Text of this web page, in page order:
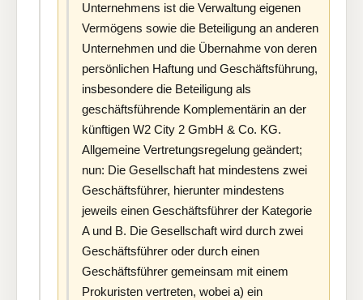
Unternehmens ist die Verwaltung eigenen
Vermögens sowie die Beteiligung an anderen
Unternehmen und die Übernahme von deren
persönlichen Haftung und Geschäftsführung,
insbesondere die Beteiligung als
geschäftsführende Komplementärin an der
künftigen W2 City 2 GmbH & Co. KG.
Allgemeine Vertretungsregelung geändert;
nun: Die Gesellschaft hat mindestens zwei
Geschäftsführer, hierunter mindestens
jeweils einen Geschäftsführer der Kategorie
A und B. Die Gesellschaft wird durch zwei
Geschäftsführer oder durch einen
Geschäftsführer gemeinsam mit einem
Prokuristen vertreten, wobei a) ein